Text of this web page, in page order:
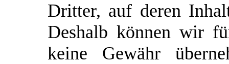
Dritter, auf deren
Deshalb können wir
keine Gewähr